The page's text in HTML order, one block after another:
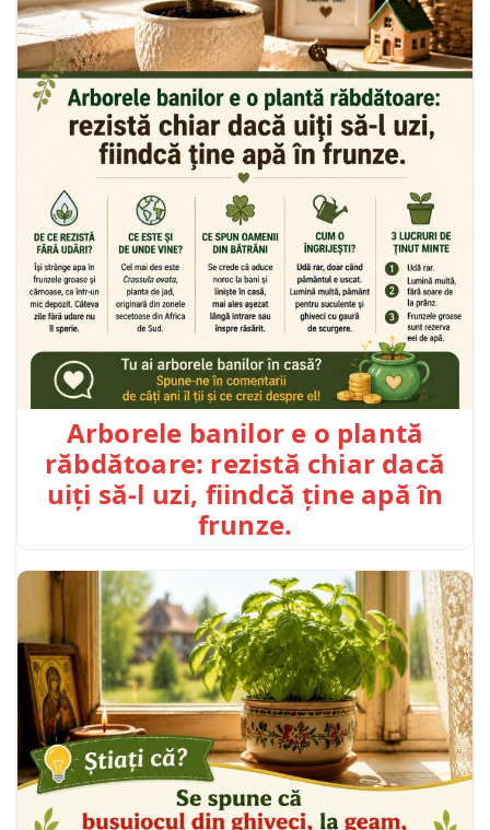
Arborele banilor e o plantă
răbdătoare: rezistă chiar dacă
uiți să-l uzi, fiindcă ține apă în
frunze.